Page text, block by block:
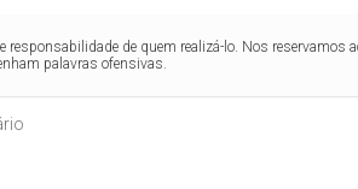
responsabilidade de quem realizá-lo. Nos
palavras ofensivas.